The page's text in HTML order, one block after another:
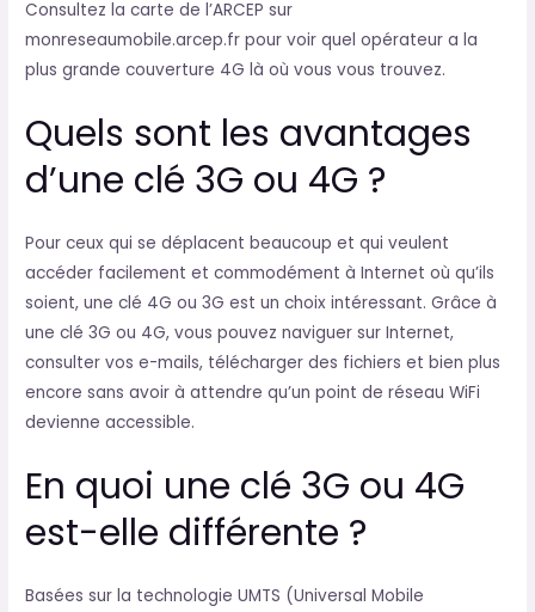
Consultez la carte de l’ARCEP sur
monreseaumobile.arcep.fr pour voir quel opérateur a la
plus grande couverture 4G là où vous vous trouvez.
Quels sont les avantages
d’une clé 3G ou 4G ?
Pour ceux qui se déplacent beaucoup et qui veulent
accéder facilement et commodément à Internet où qu’ils
soient, une clé 4G ou 3G est un choix intéressant. Grâce à
une clé 3G ou 4G, vous pouvez naviguer sur Internet,
consulter vos e-mails, télécharger des fichiers et bien plus
encore sans avoir à attendre qu’un point de réseau WiFi
devienne accessible.
En quoi une clé 3G ou 4G
est-elle différente ?
Basées sur la technologie UMTS (Universal Mobile